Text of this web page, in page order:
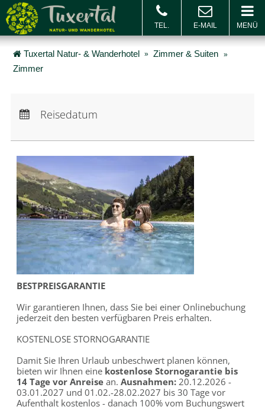
MENÜ
BUCHEN & ANFRAGEN
Tuxertal Natur- & Wanderhotel
Zimmer & Suiten
Zimmer
Abreise:keine Auswahl
Reisedatum
BESTPREISGARANTIE
Wir garantieren Ihnen, dass Sie bei einer Onlinebuchung
jederzeit den besten verfügbaren Preis erhalten.
KOSTENLOSE STORNOGARANTIE
Damit Sie Ihren Urlaub unbeschwert planen können,
bieten wir Ihnen eine kostenlose Stornogarantie bis
14 Tage vor Anreise an.Ausnahmen: 20.12.2026 -
03.01.2027 und 01.02.-28.02.2027 bis 30 Tage vor
Aufenthalt kostenlos - danach 100% vom Buchungswert